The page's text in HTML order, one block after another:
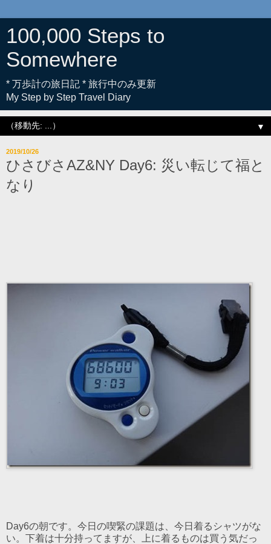
100,000 Steps to
Somewhere
* 万歩計の旅日記 * 旅行中のみ更新
My Step by Step Travel Diary
▼
2019/10/26
ひさびさAZ&NY Day6: 災い転じて福と
なり
Day6の朝です。今日の喫緊の課題は、今日着るシャツがな
い。下着は十分持ってますが、上に着るものは買う気だっ